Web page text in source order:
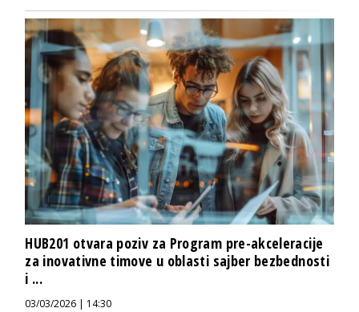
HUB201 otvara poziv za Program pre-akceleracije
za inovativne timove u oblasti sajber bezbednosti
i ...
03/03/2026 | 14:30